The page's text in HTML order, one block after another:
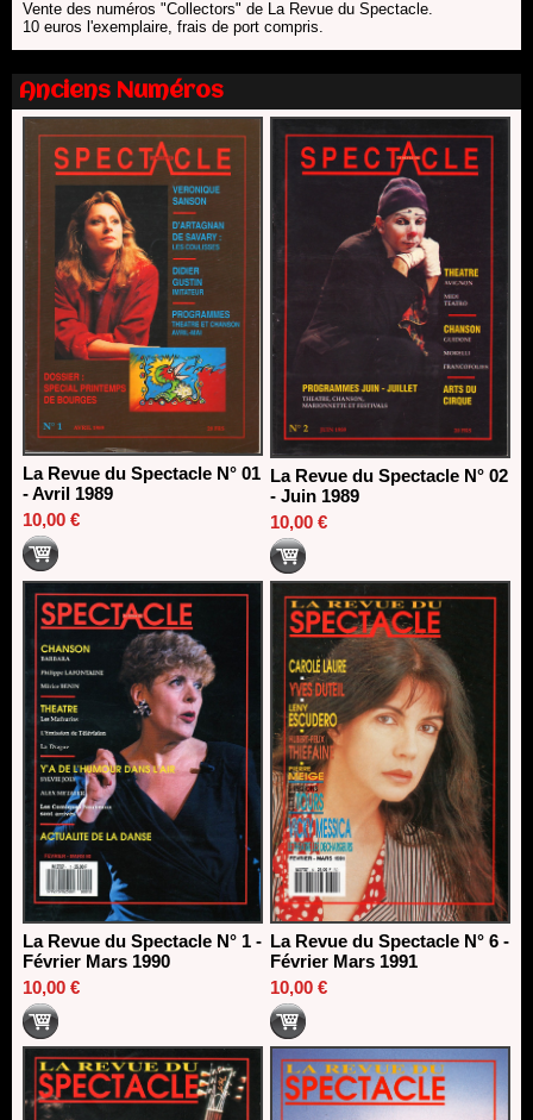
Les 10 lauréats du Fonds Grandes Formes Théâtre 2026
Nomination de Nathalie Garraud et Olivier Saccomano à la
direction du Théâtre de Gennevilliers - CDN
13/06/2026
Dispositif SACD Auteurs d'espaces : les lauréats 2026
Vente des numéros "Collectors" de La Revue du Spectacle.
10 euros l'exemplaire, frais de port compris.
Anciens Numéros
La Revue du Spectacle N° 01
- Avril 1989
10,00 €
La Revue du Spectacle N° 02
- Juin 1989
10,00 €
La Revue du Spectacle N° 1 -
Février Mars 1990
10,00 €
La Revue du Spectacle N° 6 -
Février Mars 1991
10,00 €